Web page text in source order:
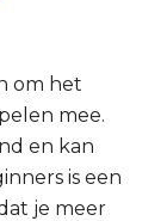
om het
mee.
en kan
is een
je meer